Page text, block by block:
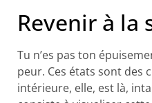
Revenir à la
Tu n’es pas ton
peur. Ces états sont des
intérieure, elle, est là,